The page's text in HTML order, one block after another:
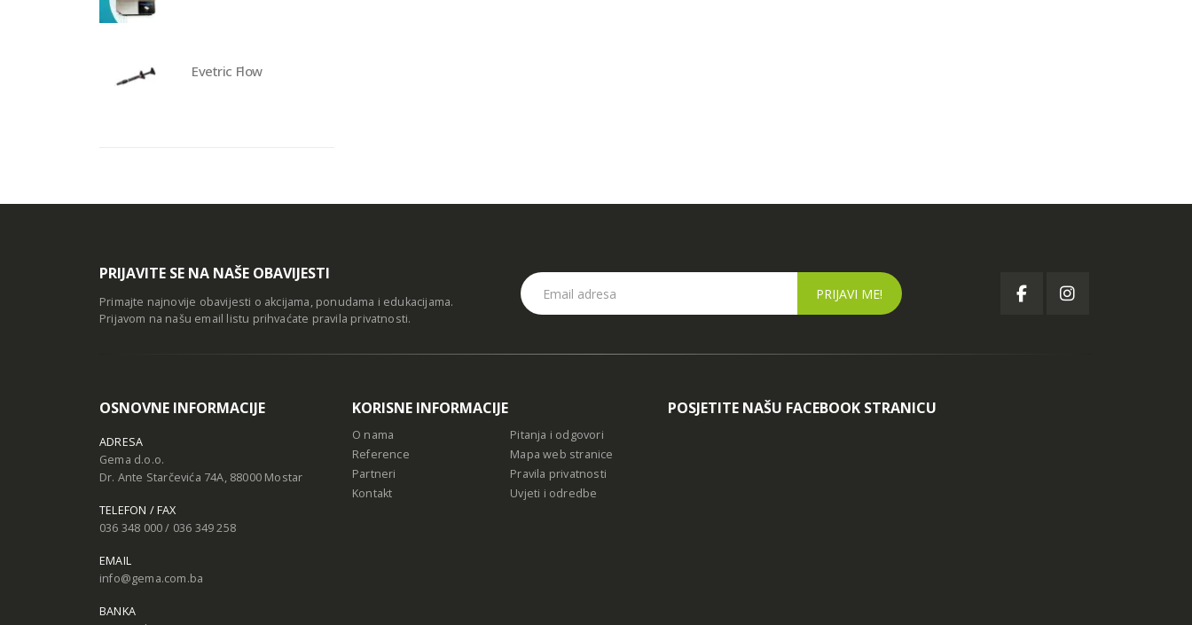
Evetric Flow
PRIJAVITE SE NA NAŠE OBAVIJESTI
Primajte najnovije obavijesti o akcijama, ponudama i edukacijama.
Prijavom na našu email listu prihvaćate pravila privatnosti.
OSNOVNE INFORMACIJE
ADRESA
Gema d.o.o.
Dr. Ante Starčevića 74A, 88000 Mostar
TELEFON / FAX
036 348 000 / 036 349 258
EMAIL
info@gema.com.ba
BANKA
KORISNE INFORMACIJE
O nama
Reference
Partneri
Kontakt
Pitanja i odgovori
Mapa web stranice
Pravila privatnosti
Uvjeti i odredbe
POSJETITE NAŠU FACEBOOK STRANICU